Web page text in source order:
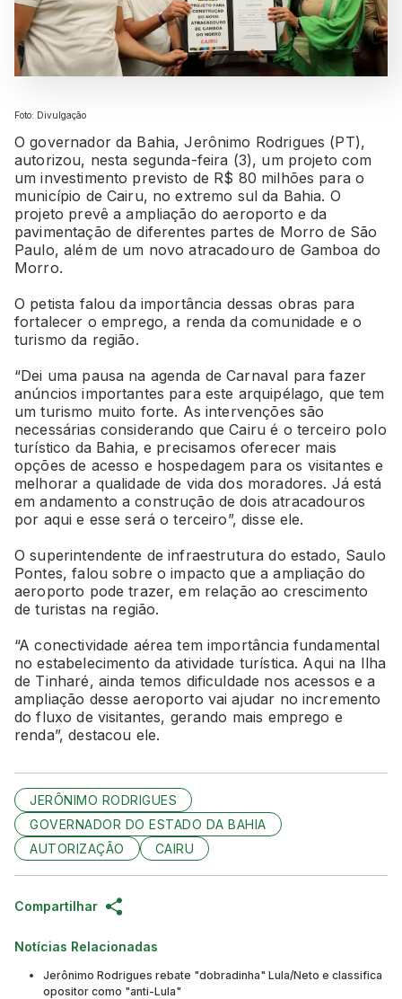
Foto: Divulgação
O governador da Bahia, Jerônimo Rodrigues (PT),
autorizou, nesta segunda-feira (3), um projeto com
um investimento previsto de R$ 80 milhões para o
município de Cairu, no extremo sul da Bahia. O
projeto prevê a ampliação do aeroporto e da
pavimentação de diferentes partes de Morro de São
Paulo, além de um novo atracadouro de Gamboa do
Morro.
O petista falou da importância dessas obras para
fortalecer o emprego, a renda da comunidade e o
turismo da região.
“Dei uma pausa na agenda de Carnaval para fazer
anúncios importantes para este arquipélago, que tem
um turismo muito forte. As intervenções são
necessárias considerando que Cairu é o terceiro polo
turístico da Bahia, e precisamos oferecer mais
opções de acesso e hospedagem para os visitantes e
melhorar a qualidade de vida dos moradores. Já está
em andamento a construção de dois atracadouros
por aqui e esse será o terceiro”, disse ele.
O superintendente de infraestrutura do estado, Saulo
Pontes, falou sobre o impacto que a ampliação do
aeroporto pode trazer, em relação ao crescimento
de turistas na região.
“A conectividade aérea tem importância fundamental
no estabelecimento da atividade turística. Aqui na Ilha
de Tinharé, ainda temos dificuldade nos acessos e a
ampliação desse aeroporto vai ajudar no incremento
do fluxo de visitantes, gerando mais emprego e
renda”, destacou ele.
JERÔNIMO RODRIGUES
GOVERNADOR DO ESTADO DA BAHIA
AUTORIZAÇÃO
CAIRU
Compartilhar
Notícias Relacionadas
Jerônimo Rodrigues rebate "dobradinha" Lula/Neto e classifica
opositor como "anti-Lula"